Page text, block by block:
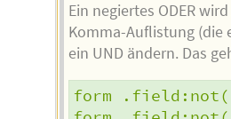
Ein negiertes ODER
Komma-Auflistung (die
ein UND ändern. Das
form